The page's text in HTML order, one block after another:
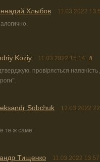
Хлыбов 11.03.2022
Koziy 11.03.2022 15:14 #
провіряється
Sobchuk 12.03.2022
те ж саме.
Тищенко 11.03.2022 13:57